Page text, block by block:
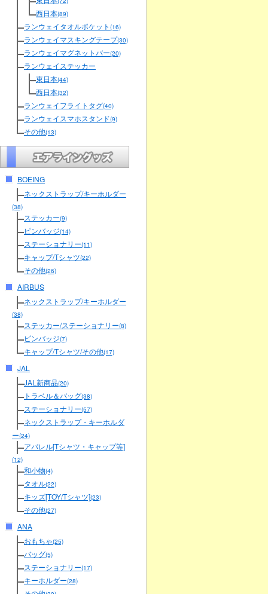
西日本(89)
ランウェイタオルポケット (16)
ランウェイマスキングテープ(30)
ランウェイマグネットバー(20)
ランウェイステッカー
東日本(44)
西日本(32)
ランウェイフライトタグ(40)
ランウェイスマホスタンド(9)
その他(13)
BOEING
ネックストラップ/キーホルダー
(38)
ステッカー(9)
ピンバッジ(14)
ステーショナリー(11)
キャップ/Tシャツ(22)
その他(26)
AIRBUS
ネックストラップ/キーホルダー
(38)
ステッカー/ステーショナリー(8)
ピンバッジ(7)
キャップ/Tシャツ/その他(17)
JAL
JAL新商品(20)
トラベル＆バッグ(38)
ステーショナリー(57)
ネックストラップ・キーホルダ
ー(24)
アパレル[Tシャツ・キャップ等]
(12)
和小物(4)
タオル(22)
キッズ[TOY/Tシャツ](23)
その他(27)
ANA
おもちゃ(25)
バッグ(5)
ステーショナリー(17)
キーホルダー(28)